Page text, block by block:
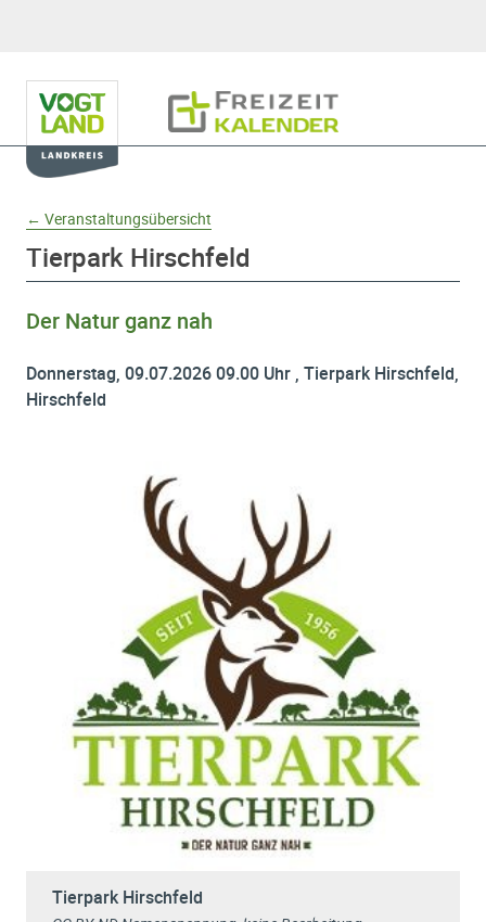
← Veranstaltungsübersicht
Tierpark Hirschfeld
Der Natur ganz nah
Donnerstag, 09.07.2026 09.00 Uhr , Tierpark Hirschfeld,
Hirschfeld
Tierpark Hirschfeld